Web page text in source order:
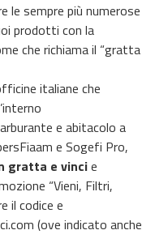
le sempre più numerose
prodotti con la
che richiama il “gratta
italiane che
e abitacolo a
e Sogefi Pro,
gratta e vincie
“Vieni, Filtri,
il codice e
(ove indicato anche